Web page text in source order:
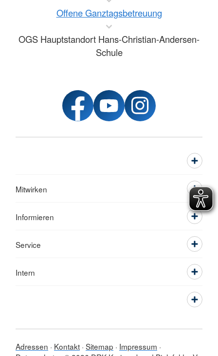
Offene Ganztagsbetreuung
OGS Hauptstandort Hans-Christian-Andersen-
Schule
Mitwirken
Informieren
Service
Intern
Adressen Kontakt Sitemap
Impressum